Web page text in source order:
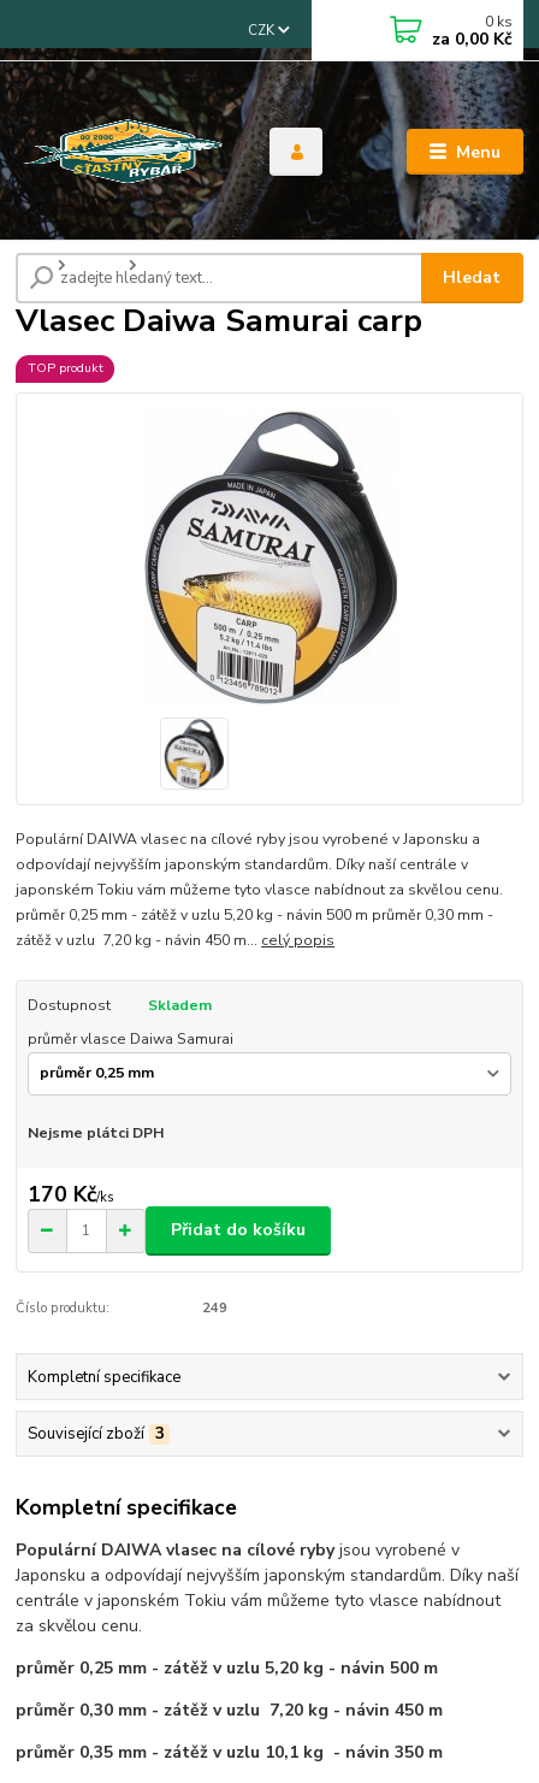
Menu
CZK
Hledat
0 ks
za 0,00 Kč
Úvod Vlasce Vlasec Daiwa Samurai carp
Vlasec Daiwa Samurai carp
TOP produkt
Populární DAIWA vlasec na cílové ryby jsou vyrobené v Japonsku a
odpovídají nejvyšším japonským standardům. Díky naší centrále v
japonském Tokiu vám můžeme tyto vlasce nabídnout za skvělou cenu.
průměr 0,25 mm - zátěž v uzlu 5,20 kg - návin 500 m průměr 0,30 mm -
zátěž v uzlu 7,20 kg - návin 450 m... celý popis
Dostupnost
Skladem
průměr vlasce Daiwa Samurai
Nejsme plátci DPH
170 Kč/ks
Přidat do košíku
Číslo produktu: 249
Kompletní specifikace
Související zboží 3
Kompletní specifikace
Populární DAIWA vlasec na cílové rybyjsou vyrobené v
Japonsku a odpovídají nejvyšším japonským standardům. Díky naší
centrále v japonském Tokiu vám můžeme tyto vlasce nabídnout
za skvělou cenu.
průměr 0,25 mm - zátěž v uzlu 5,20 kg - návin 500 m
průměr 0,30 mm - zátěž v uzlu 7,20 kg - návin 450 m
průměr 0,35 mm - zátěž v uzlu 10,1 kg - návin 350 m